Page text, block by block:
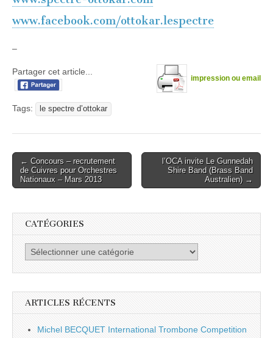
www.facebook.com/ottokar.lespectre
–
impression ou email
Partager cet article...
Tags: le spectre d’ottokar
Post
navigation
← Concours – recrutement
de Cuivres pour Orchestres
Nationaux – Mars 2013
l’OCA invite Le Gunnedah
Shire Band (Brass Band
Australien) →
CATÉGORIES
Catégories
ARTICLES RÉCENTS
Michel BECQUET International Trombone Competition